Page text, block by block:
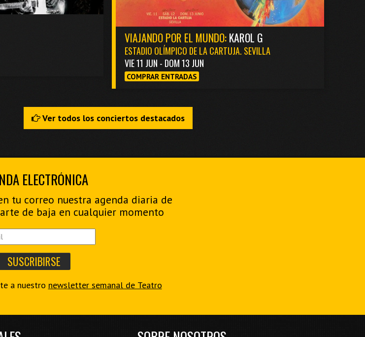
VIAJANDO POR EL MUNDO:KAROL G
ESTADIO OLÍMPICO DE LA CARTUJA. SEVILLA
VIE 11 JUN - DOM 13 JUN
COMPRAR ENTRADAS
Ver todos los conciertos destacados
ELECTRÓNICA
tu correo nuestra agenda diaria de
de baja en cualquier momento
a nuestro newsletter semanal de Teatro